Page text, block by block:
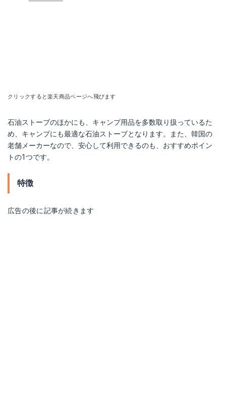
クリックすると楽天商品ページへ飛びます
石油ストーブのほかにも、キャンプ用品を多数取り扱っているた
め、キャンプにも最適な石油ストーブとなります。また、韓国の
老舗メーカーなので、安心して利用できるのも、おすすめポイン
トの1つです。
特徴
広告の後に記事が続きます